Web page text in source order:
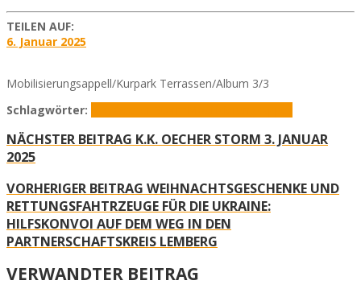
TEILEN AUF:
6. Januar 2025
Mobilisierungsappell/Kurpark Terrassen/Album 3/3
Schlagwörter:
NÄCHSTER BEITRAG K.K. OECHER STORM 3. JANUAR
2025
VORHERIGER BEITRAG WEIHNACHTSGESCHENKE UND
RETTUNGSFAHTRZEUGE FÜR DIE UKRAINE:
HILFSKONVOI AUF DEM WEG IN DEN
PARTNERSCHAFTSKREIS LEMBERG
VERWANDTER BEITRAG